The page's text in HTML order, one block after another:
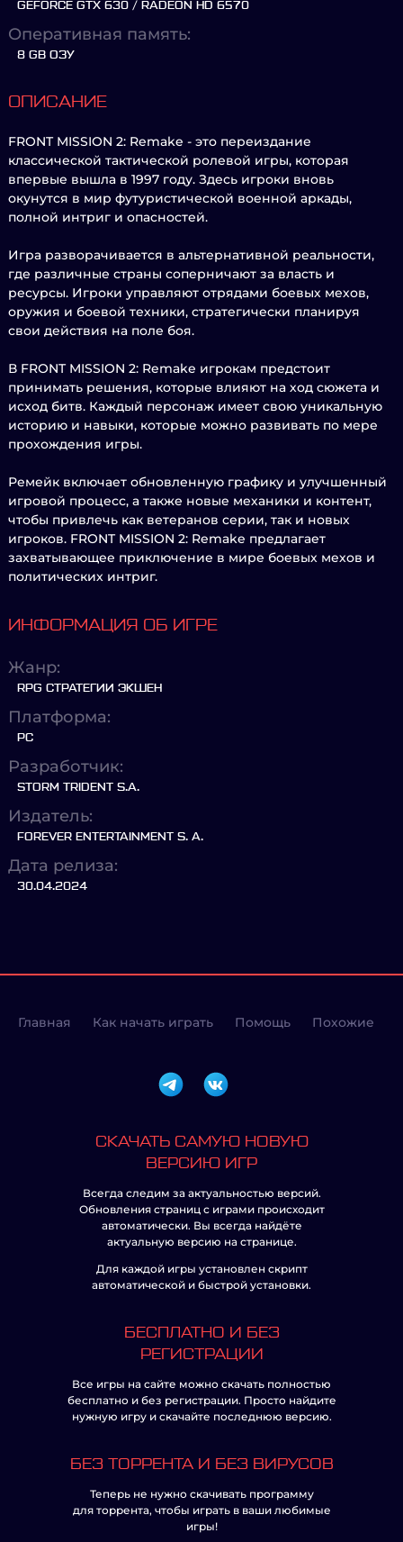
GEFORCE GTX 630 / RADEON HD 6570
Оперативная память:
8 GB ОЗУ
ОПИСАНИЕ
FRONT MISSION 2: Remake - это переиздание
классической тактической ролевой игры, которая
впервые вышла в 1997 году. Здесь игроки вновь
окунутся в мир футуристической военной аркады,
полной интриг и опасностей.
Игра разворачивается в альтернативной реальности,
где различные страны соперничают за власть и
ресурсы. Игроки управляют отрядами боевых мехов,
оружия и боевой техники, стратегически планируя
свои действия на поле боя.
В FRONT MISSION 2: Remake игрокам предстоит
принимать решения, которые влияют на ход сюжета и
исход битв. Каждый персонаж имеет свою уникальную
историю и навыки, которые можно развивать по мере
прохождения игры.
Ремейк включает обновленную графику и улучшенный
игровой процесс, а также новые механики и контент,
чтобы привлечь как ветеранов серии, так и новых
игроков. FRONT MISSION 2: Remake предлагает
захватывающее приключение в мире боевых мехов и
политических интриг.
ИНФОРМАЦИЯ ОБ ИГРЕ
Жанр:
RPG СТРАТЕГИИ ЭКШЕН
Платформа:
PC
Разработчик:
STORM TRIDENT S.A.
Издатель:
FOREVER ENTERTAINMENT S. A.
Дата релиза:
30.04.2024
Главная Как начать играть Помощь Похожие
СКАЧАТЬ САМУЮ НОВУЮ
ВЕРСИЮ ИГР
Всегда следим за актуальностью версий.
Обновления страниц с играми происходит
автоматически. Вы всегда найдёте
актуальную версию на странице.
Для каждой игры установлен скрипт
автоматической и быстрой установки.
БЕСПЛАТНО И БЕЗ
РЕГИСТРАЦИИ
Все игры на сайте можно скачать полностью
бесплатно и без регистрации. Просто найдите
нужную игру и скачайте последнюю версию.
БЕЗ ТОРРЕНТА И БЕЗ ВИРУСОВ
Теперь не нужно скачивать программу
для торрента, чтобы играть в ваши любимые
игры!